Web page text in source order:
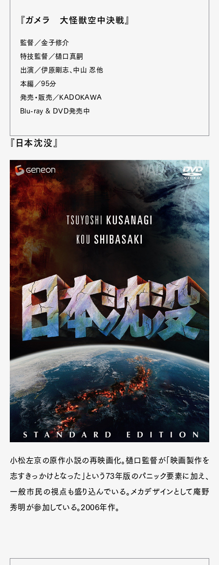
『ガメラ 大怪獣空中決戦』
監督／金子修介
特技監督／樋口真嗣
出演／伊原剛志、中山 忍他
本編／95分
発売・販売／KADOKAWA
Blu-ray & DVD発売中
『日本沈没』
小松左京の原作小説の再映画化。樋口監督が「映画製作を
志すきっかけとなった」という73年版のパニック要素に加え、
一般市民の視点も盛り込んでいる。メカデザインとして庵野
秀明が参加している。2006年作。